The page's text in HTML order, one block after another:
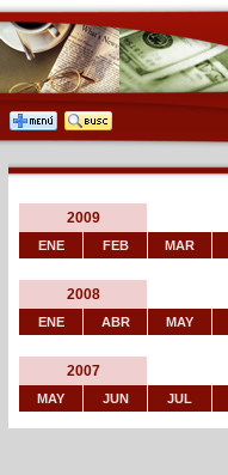
2009
ENE FEB MAR
2008
ENE ABR MAY
2007
MAY JUN JUL